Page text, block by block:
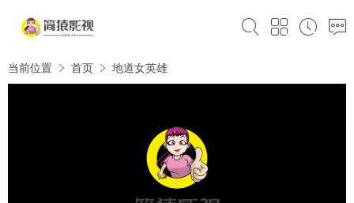
当前位置 首页 地道女英雄